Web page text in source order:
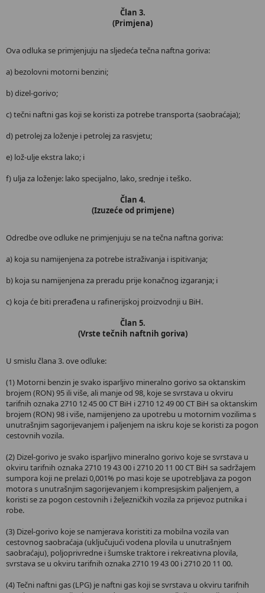
Član 3.
(Primjena)
Ova odluka se primjenjuju na sljedeća tečna naftna goriva:
a) bezolovni motorni benzini;
b) dizel-gorivo;
c) tečni naftni gas koji se koristi za potrebe transporta (saobraćaja);
d) petrolej za loženje i petrolej za rasvjetu;
e) lož-ulje ekstra lako; i
f) ulja za loženje: lako specijalno, lako, srednje i teško.
Član 4.
(Izuzeće od primjene)
Odredbe ove odluke ne primjenjuju se na tečna naftna goriva:
a) koja su namijenjena za potrebe istraživanja i ispitivanja;
b) koja su namijenjena za preradu prije konačnog izgaranja; i
c) koja će biti prerađena u rafinerijskoj proizvodnji u BiH.
Član 5.
(Vrste tečnih naftnih goriva)
U smislu člana 3. ove odluke:
(1) Motorni benzin je svako isparljivo mineralno gorivo sa oktanskim
brojem (RON) 95 ili više, ali manje od 98, koje se svrstava u okviru
tarifnih oznaka 2710 12 45 00 CT BiH i 2710 12 49 00 CT BiH sa oktanskim
brojem (RON) 98 i više, namijenjeno za upotrebu u motornim vozilima s
unutrašnjim sagorijevanjem i paljenjem na iskru koje se koristi za pogon
cestovnih vozila.
(2) Dizel-gorivo je svako isparljivo mineralno gorivo koje se svrstava u
okviru tarifnih oznaka 2710 19 43 00 i 2710 20 11 00 CT BiH sa sadržajem
sumpora koji ne prelazi 0,001% po masi koje se upotrebljava za pogon
motora s unutrašnjim sagorijevanjem i kompresijskim paljenjem, a
koristi se za pogon cestovnih i željezničkih vozila za prijevoz putnika i
robe.
(3) Dizel-gorivo koje se namjerava koristiti za mobilna vozila van
cestovnog saobraćaja (uključujući vodena plovila u unutrašnjem
saobraćaju), poljoprivredne i šumske traktore i rekreativna plovila,
svrstava se u okviru tarifnih oznaka 2710 19 43 00 i 2710 20 11 00.
(4) Tečni naftni gas (LPG) je naftni gas koji se svrstava u okviru tarifnih